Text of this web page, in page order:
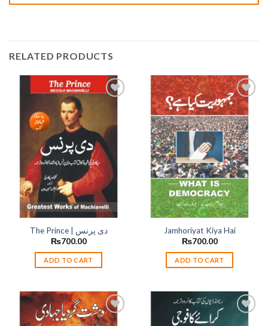
RELATED PRODUCTS
Add to
wishlist
The Prince | دی پرنس
₨700.00
ADD TO CART
Add to
wishlist
Jamhoriyat Kiya Hai
₨700.00
ADD TO CART